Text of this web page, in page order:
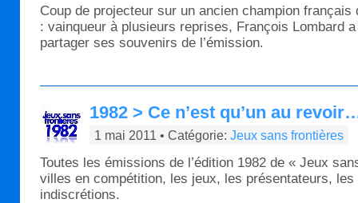
Coup de projecteur sur un ancien champion
: vainqueur à plusieurs reprises, François Lombard
partager ses souvenirs de l’émission.
1982 > Ce n’est qu’un au
1 mai 2011 • Catégorie: Jeux sans frontières
Toutes les émissions de l’édition 1982 de « Jeux
villes en compétition, les jeux, les présentateurs,
indiscrétions.